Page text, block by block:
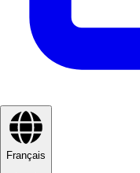
Français